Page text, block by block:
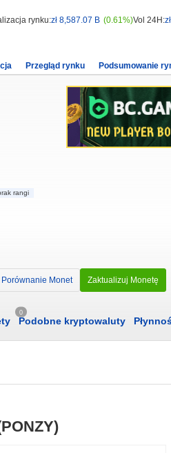
rynku:zł 8,587.07 B (0.61%)Vol 24H:
Przegląd rynku Podsumowanie
rangi
Porównanie Monet Zaktualizuj Monetę
0
Podobne kryptowaluty